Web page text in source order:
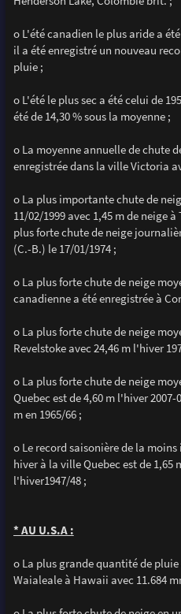
o L'été canadien le plus aride a
il a été enregistré un nouveau
pluie ;
o L'été le plus sec a été celui de
été de 14,30 % sous la moyenne ;
o La moyenne annuelle de chute
enregistrée dans la ville Victoria
o La plus importante chute de
11/02/1999 avec 1,45 m de neige
plus forte chute de neige
(C.-B.) le 17/01/1974 ;
o La plus forte chute de neige
canadienne a été enregistrée à
o La plus forte chute de neige
Revelstoke avec 24,46 m l'hiver
o La plus forte chute de neige
Quebec est de 4,60 m l'hiver
m en 1965/66 ;
o Le record saisonière de la
hiver à la ville Quebec est de 1,65
l'hiver1947/48 ;
* AU U.S.A :
o La plus grande quantité de
Waialeale à Hawaii avec 11.684